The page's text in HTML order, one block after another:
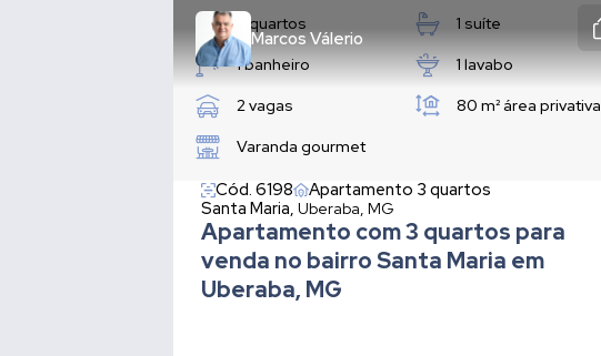
Marcos Válerio
3 quartos 1 suíte
1 banheiro 1 lavabo
2 vagas 80 m²área privativa
Varanda gourmet
Cód. 6198 Apartamento 3 quartos
Santa Maria, Uberaba, MG
Apartamento com 3 quartos para
venda no bairro Santa Maria em
Uberaba, MG